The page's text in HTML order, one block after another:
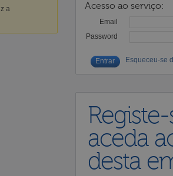
a
Acesso ao serviço:
Email
Password
Esqueceu-se
aceda
desta